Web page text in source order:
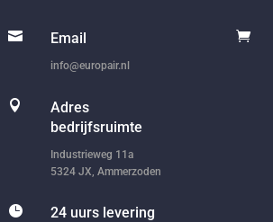
 Email
info@europair.nl

Adres
bedrijfsruimte
Industrieweg 11a
5324 JX, Ammerzoden
 24 uurs levering
